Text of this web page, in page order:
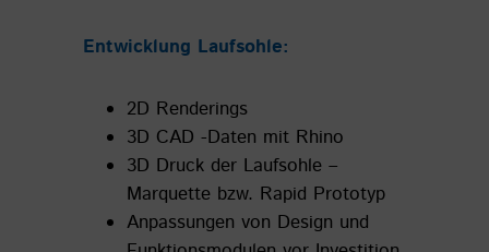
Entwicklung Laufsohle:
2D Renderings
3D CAD -Daten mit Rhino
3D Druck der Laufsohle –
Marquette bzw. Rapid Prototyp
Anpassungen von Design und